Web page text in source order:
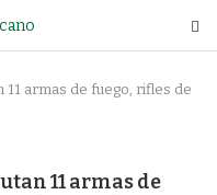
armas de fuego, rifles de
11 armas de